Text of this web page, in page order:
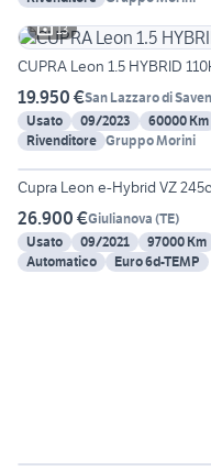
13
CUPRA Leon 1.5 HYBRID
19.950 €San Lazzaro di
Usato
09/2023 60000 Km
Rivenditore Gruppo Morini
6
Cupra Leon e-Hybrid VZ
26.900 €Giulianova (TE)
Usato
09/2021 97000 Km
Automatico
Euro 6d-TEMP